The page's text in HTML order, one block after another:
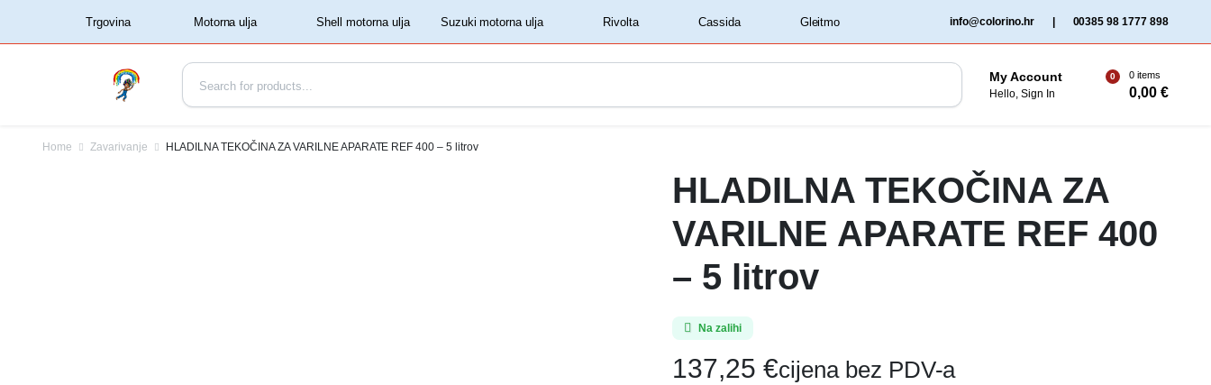
‏‏‎ ‏‏‎ ‎‎Trgovina‏‏‎ ‎ ‏‏‎ ‎Shell motorna ulja‏‏‎ ‎ ‏‏‎ ‎Rivolta‏‏‎ ‎ ‏‏‎ ‎Cassida‏‏‎ ‎ info@colorino.hr 00385 98 1777 898
My Account
Hello, Sign In
0 0 items
0,00€
Home Zavarivanje HLADILNA TEKOČINA ZA VARILNE APARATE REF 400 – 5 litrov
HLADILNA TEKOČINA ZA
VARILNE APARATE REF 400
– 5 litrov
Na zalihi
137,25 €cijena bez PDV-a